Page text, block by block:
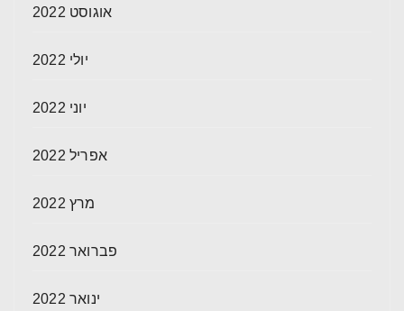
אוגוסט 2022
יולי 2022
יוני 2022
אפריל 2022
מרץ 2022
פברואר 2022
ינואר 2022